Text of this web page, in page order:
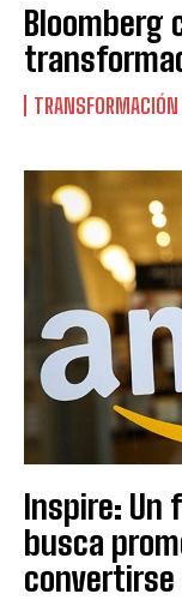
Bloomberg
Inspire: Un
busca
convertirse